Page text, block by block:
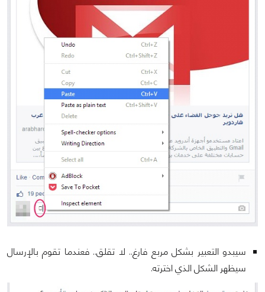
سيبدو التعبير بشكل مربع فارغ.. لا تقلق.. فعندما تقوم بالإرسال
سيظهر الشكل الذي اخترته.